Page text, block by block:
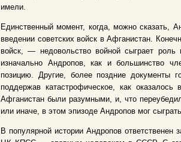
имели.
Единственный момент, когда, можно сказать,
введении советских войск в Афганистан.
войск, — недовольство войной сыграет
изначально Андропов, как и большинство
позицию. Другие, более поздние
поддержав катастрофическое, как
Афганистан были разумными, и, что
или иначе, в этом эпизоде Андропов мог
В популярной истории Андропов